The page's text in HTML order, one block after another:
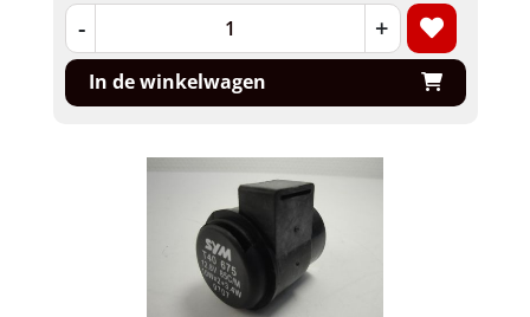
- +
In de winkelwagen